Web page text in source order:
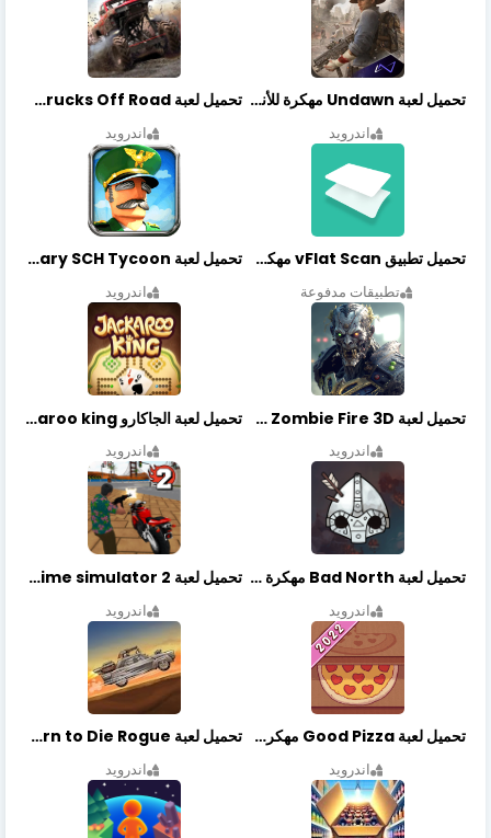
تحميل لعبة Undawn مهكرة للأندرويد أخر إصدار | تحميل مباشر + موارد غير محدودة
اندرويد
تحميل لعبة Trucks Off Road مهكرة اخر اصدار
اندرويد
تحميل تطبيق vFlat Scan مهكر آخر إصدار
تطبيقات مدفوعة
تحميل لعبة Idle Military SCH Tycoon مهكرة آخر إصدار
اندرويد
تحميل لعبة Zombie Fire 3D مهكرة آخر إصدار
اندرويد
تحميل لعبة الجاكارو jackaroo king آخر إصدار
اندرويد
تحميل لعبة Bad North مهكرة آخر إصدار
اندرويد
تحميل لعبة Vegas crime simulator 2 مهكرة اخر اصدار
اندرويد
تحميل لعبة Good Pizza مهكرة اخر اصدار
اندرويد
تحميل لعبة Earn to Die Rogue مهكرة اخر اصدار
اندرويد